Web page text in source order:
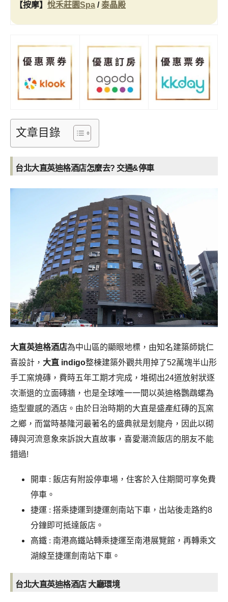
【按摩】 悅禾莊園Spa /泰晶殿
文章目錄
台北大直英迪格酒店怎麼去? 交通&停車
大直英迪格酒店為中山區的顯眼地標，由知名建築師姚仁
喜設計， 大直 indigo整棟建築外觀共用掉了52萬塊半山形
手工窯燒磚，費時五年工期才完成，堆砌出24道放射狀逐
次漸退的立面磚牆，也是全球唯一一間以英迪格鸚鵡螺為
造型靈感的酒店。由於日治時期的大直是盛產紅磚的瓦窯
之鄉，而當時基隆河最著名的盛典就是划龍舟，因此以砌
磚與河流意象來訴說大直故事，喜愛潮流飯店的朋友不能
錯過!
開車 : 飯店有附設停車場，住客於入住期間可享免費
停車。
捷運 : 搭乘捷運到捷運劍南站下車，出站後走路約8
分鐘即可抵達飯店。
高鐵 : 南港高鐵站轉乘捷運至南港展覽館，再轉乘文
湖線至捷運劍南站下車。
台北大直英迪格酒店 大廳環境